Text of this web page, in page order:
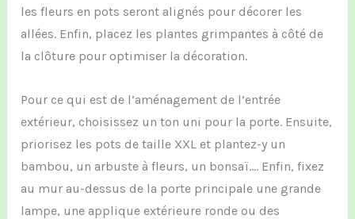
les fleurs en pots seront alignés pour décorer les
allées. Enfin, placez les plantes grimpantes à côté de
la clôture pour optimiser la décoration.
Pour ce qui est de l’aménagement de l’entrée
extérieur, choisissez un ton uni pour la porte. Ensuite,
priorisez les pots de taille XXL et plantez-y un
bambou, un arbuste à fleurs, un bonsaï…. Enfin,fixez
au mur au-dessus de la porte principale une grande
lampe, uneapplique extérieure ronde ou des